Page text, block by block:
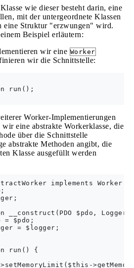
wie dieser besteht darin, eine
mit der untergeordnete Klassen
eine Struktur "erzwungen" wird.
Beispiel erläutern:
wir eine Worker
wir die Schnittstelle:
run();
Worker-Implementierungen
eine abstrakte Workerklasse, die
über die Schnittstelle
abstrakte Methoden angibt, die
Klasse ausgefüllt werden
implements Worker {
__construct(PDO $pdo, Logger
= $pdo;
= $logger;
run() {